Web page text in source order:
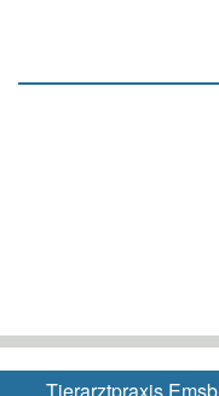
Tierarztpraxis